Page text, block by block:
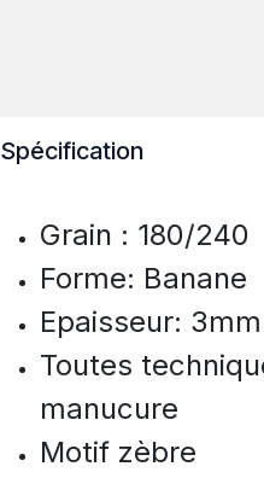
Spécification
Grain : 180/240
Forme: Banane
Epaisseur: 3mm
Toutes
manucure
Motif zèbre